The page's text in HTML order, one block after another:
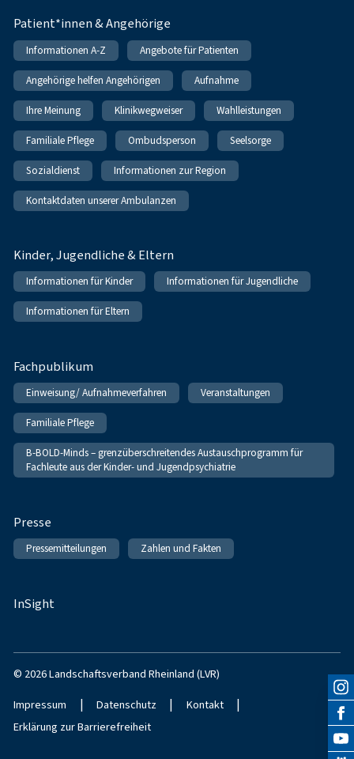
Patient*innen & Angehörige
Informationen A-Z Angebote für Patienten
Angehörige helfen Angehörigen Aufnahme
Ihre Meinung Klinikwegweiser Wahlleistungen
Familiale Pflege Ombudsperson Seelsorge
Sozialdienst Informationen zur Region
Kontaktdaten unserer Ambulanzen
Kinder, Jugendliche & Eltern
Informationen für Kinder Informationen für Jugendliche
Informationen für Eltern
Fachpublikum
Einweisung/ Aufnahmeverfahren Veranstaltungen
Familiale Pflege
B-BOLD-Minds – grenzüberschreitendes Austauschprogramm für
Fachleute aus der Kinder- und Jugendpsychiatrie
Presse
Pressemitteilungen Zahlen und Fakten
InSight
© 2026 Landschaftsverband Rheinland (LVR)
Impressum | Datenschutz | Kontakt |
Erklärung zur Barrierefreiheit